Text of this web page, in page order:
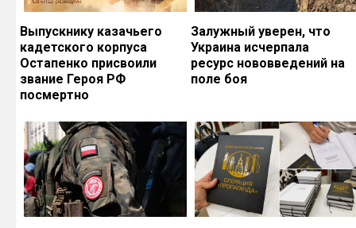
Выпускнику казачьего
кадетского корпуса
Остапенко присвоили
звание Героя РФ
посмертно
Залужный уверен, что
Украина исчерпала
ресурс нововведений на
поле боя